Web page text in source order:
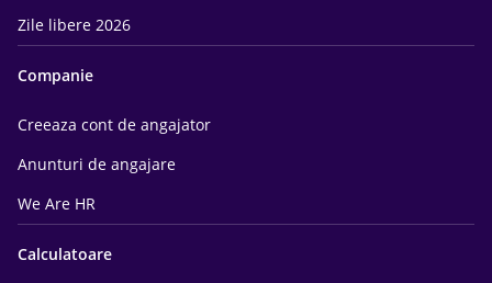
Zile libere 2026
Companie
Creeaza cont de angajator
Anunturi de angajare
We Are HR
Calculatoare